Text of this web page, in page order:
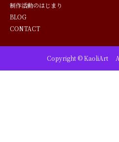
制作活動のはじまり
BLOG
CONTACT
Copyright © KaoliArt